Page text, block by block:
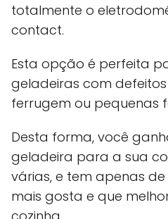
totalmente o
contact.
Esta opção é perfeita
geladeiras com
ferrugem ou pequenas
Desta forma, você
geladeira para a sua
várias, e tem apenas
mais gosta e que